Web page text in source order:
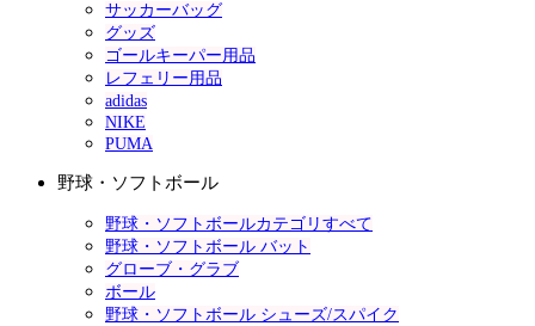
サッカーバッグ
グッズ
ゴールキーパー用品
レフェリー用品
adidas
NIKE
PUMA
野球・ソフトボール
野球・ソフトボールカテゴリすべて
野球・ソフトボール バット
グローブ・グラブ
ボール
野球・ソフトボール シューズ/スパイク